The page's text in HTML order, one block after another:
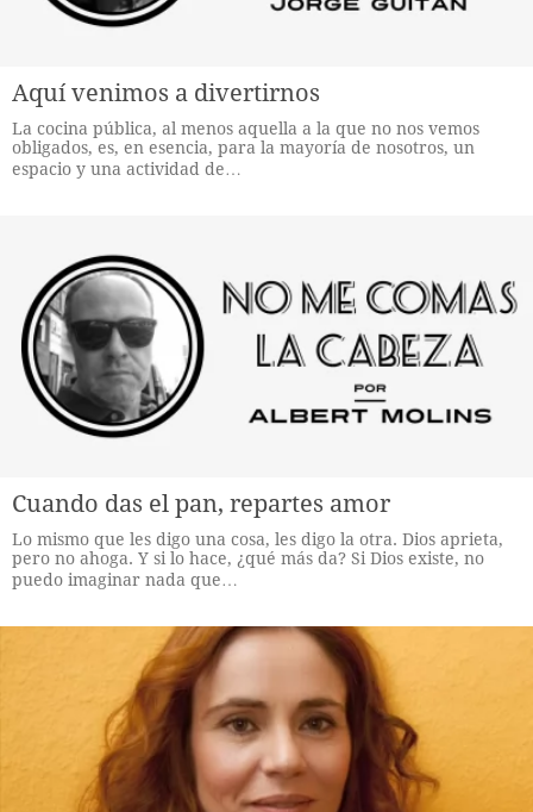
Aquí venimos a divertirnos
La cocina pública, al menos aquella a la que no nos vemos
obligados, es, en esencia, para la mayoría de nosotros, un
espacio y una actividad de…
Cuando das el pan, repartes amor
Lo mismo que les digo una cosa, les digo la otra. Dios aprieta,
pero no ahoga. Y si lo hace, ¿qué más da? Si Dios existe, no
puedo imaginar nada que…